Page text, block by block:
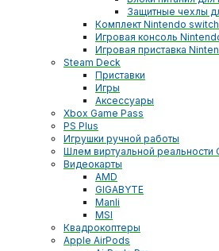
Защитные чехлы
Комплект Nintendo
Игровая консоль
Игровая приставка
Steam Deck
Приставки
Игры
Аксессуары
Xbox Game Pass
PS Plus
Игрушки ручной работы
Шлем виртуальной реальности
Видеокарты
AMD
GIGABYTE
Manli
MSI
Квадрокоптеры
Apple AirPods